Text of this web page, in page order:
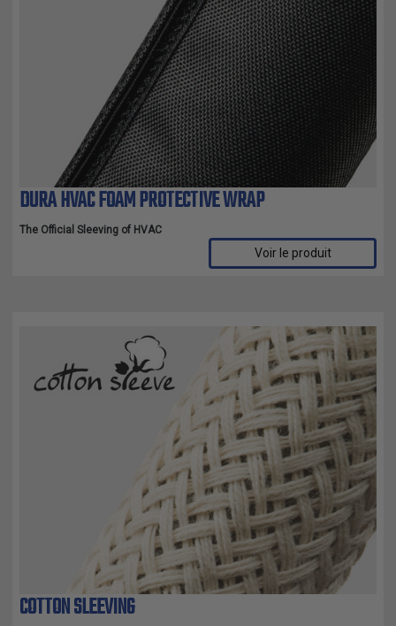
DURA HVAC FOAM PROTECTIVE WRAP
The Official Sleeving of HVAC
Voir le produit
COTTON SLEEVING